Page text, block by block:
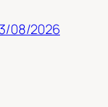
08/2026